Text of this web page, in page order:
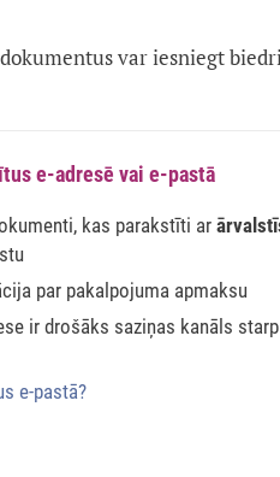
var iesniegt
e-adresē vai e-pastā
kas parakstīti ar
par pakalpojuma apmaksu
ir drošāks saziņas kanāls
e-pastā?